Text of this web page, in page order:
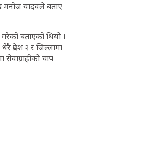
मनोज यादवले बताए
बताएको थियो ।
प्रदेश २ र जिल्लामा
चाप